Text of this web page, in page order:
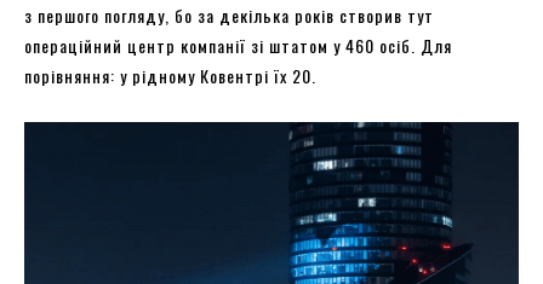
з першого погляду, бо за декілька років створив тут
операційний центр компанії зі штатом у 460 осіб. Для
порівняння: у рідному Ковентрі їх 20.